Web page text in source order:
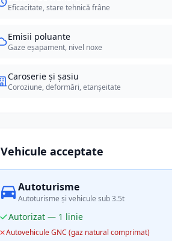
Eficacitate, stare tehnică frâne
Emisii poluante
Gaze eșapament, nivel noxe
Caroserie și șasiu
Coroziune, deformări, etanșeitate
Vehicule acceptate
Autoturisme
Autoturisme și vehicule sub 3.5t
Autorizat — 1 linie
Autovehicule GNC (gaz natural comprimat)